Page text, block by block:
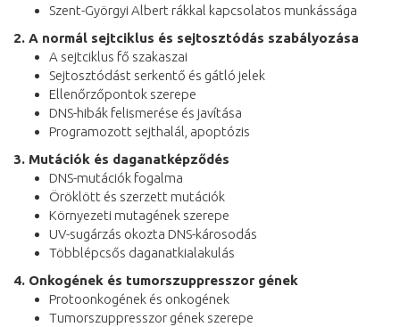
Szent-Györgyi Albert rákkal kapcsolatos munkássága
2. A normál sejtciklus és sejtosztódás szabályozása
A sejtciklus fő szakaszai
Sejtosztódást serkentő és gátló jelek
Ellenőrzőpontok szerepe
DNS-hibák felismerése és javítása
Programozott sejthalál, apoptózis
3. Mutációk és daganatképződés
DNS-mutációk fogalma
Öröklött és szerzett mutációk
Környezeti mutagének szerepe
UV-sugárzás okozta DNS-károsodás
Többlépcsős daganatkialakulás
4. Onkogének és tumorszuppresszor gének
Protoonkogének és onkogének
Tumorszuppresszor gének szerepe